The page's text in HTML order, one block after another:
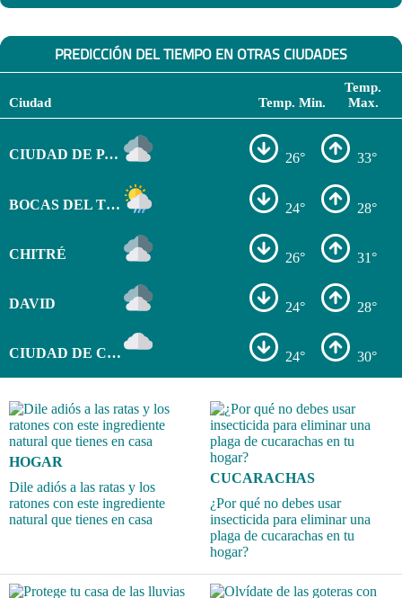
PREDICCIÓN DEL TIEMPO EN OTRAS CIUDADES
Ciudad Temp. Min.
Temp.
Max.
CIUDAD DE PANAMÁ 26° 33°
BOCAS DEL TORO 24° 28°
CHITRÉ 26° 31°
DAVID 24° 28°
CIUDAD DE COLÓN 24° 30°
HOGAR
Dile adiós a las ratas y los
ratones con este ingrediente
natural que tienes en casa
CUCARACHAS
¿Por qué no debes usar
insecticida para eliminar una
plaga de cucarachas en tu
hogar?